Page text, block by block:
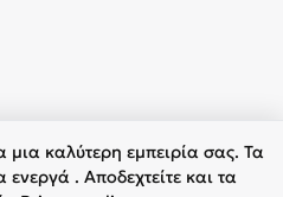
καλύτερη εμπειρία σας. Τα
ενεργά . Αποδεχτείτε και τα